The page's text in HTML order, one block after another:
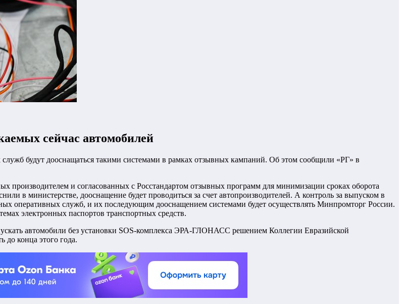
сейчас автомобилей
будут дооснащаться такими системами в рамках отзывных кампаний. Об этом сообщили «РГ» в
производителем и согласованных с Росстандартом отзывных программ для минимизации сроках оборота
в министерстве, дооснащение будет проводиться за счет автопроизводителей. А контроль за выпуском в
оперативных служб, и их последующим дооснащением системами будет осуществлять Минпромторг России.
электронных паспортов транспортных средств.
автомобили без установки SOS-комплекса ЭРА-ГЛОНАСС решением Коллегии Евразийской
до конца этого года.